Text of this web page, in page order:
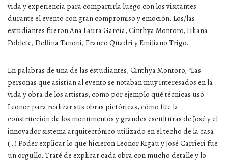
vida y experiencia para compartirla luego con los visitantes
durante el evento con gran compromiso y emoción. Los/las
estudiantes fueron Ana Laura García, Cinthya Montoro, Liliana
Poblete, Delfina Tanoni, Franco Quadri y Emiliano Trigo.
En palabras de una de las estudiantes, Cinthya Montoro, “Las
personas que asistían al evento se notaban muy interesados en la
vida y obra de los artistas, como por ejemplo qué técnicas usó
Leonor para realizar sus obras pictóricas, cómo fue la
construcción de los monumentos y grandes esculturas de José y el
innovador sistema arquitectónico utilizado en el techo de la casa.
(…) Poder explicar lo que hicieron Leonor Rigau y José Carrieri fue
un orgullo. Traté de explicar cada obra con mucho detalle y lo